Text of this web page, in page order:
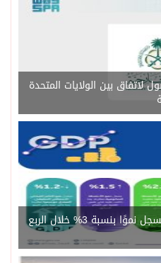
لاتفاق بين الولايات المتحدة
“الإحصاء”: الاقتصاد السعودي يسجل نموًا بنسبة 3% خلال الربع